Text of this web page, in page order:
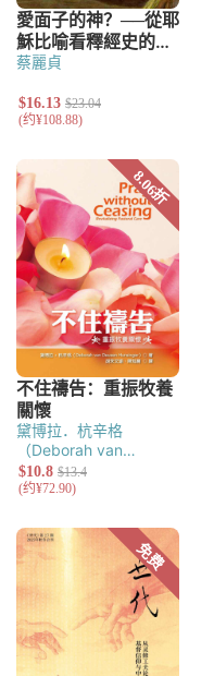
蔡麗貞
黛博拉．杭辛格
（Deborah van
Deusen Hunsinger）